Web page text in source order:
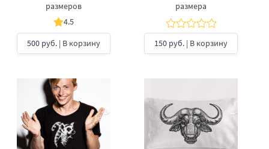
размеров
4.5
500 руб. | В корзину
размера
150 руб. | В корзину